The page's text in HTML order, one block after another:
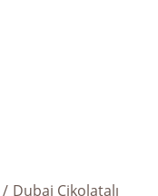
Dubai Çikolatalı